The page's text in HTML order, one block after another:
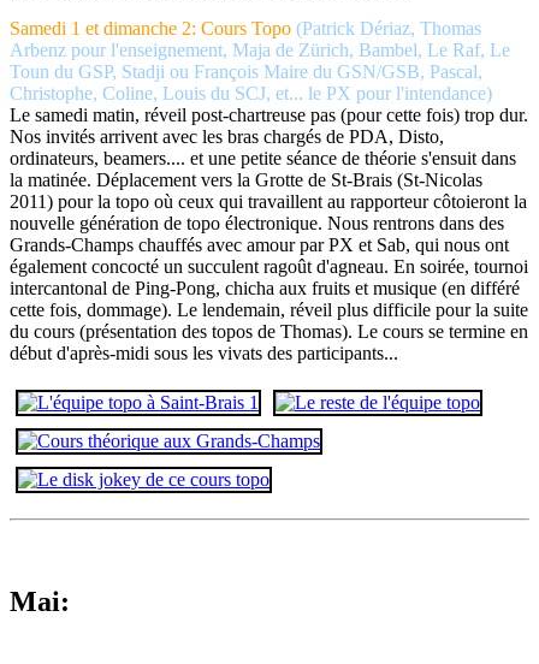
Samedi 1 et dimanche 2: Cours Topo (Patrick Dériaz, Thomas
Arbenz pour l'enseignement, Maja de Zürich, Bambel, Le Raf, Le
Toun du GSP, Stadji ou François Maire du GSN/GSB, Pascal,
Christophe, Coline, Louis du SCJ, et... le PX pour l'intendance)
Le samedi matin, réveil post-chartreuse pas (pour cette fois) trop dur.
Nos invités arrivent avec les bras chargés de PDA, Disto,
ordinateurs, beamers.... et une petite séance de théorie s'ensuit dans
la matinée. Déplacement vers la Grotte de St-Brais (St-Nicolas
2011) pour la topo où ceux qui travaillent au rapporteur côtoieront la
nouvelle génération de topo électronique. Nous rentrons dans des
Grands-Champs chauffés avec amour par PX et Sab, qui nous ont
également concocté un succulent ragoût d'agneau. En soirée, tournoi
intercantonal de Ping-Pong, chicha aux fruits et musique (en différé
cette fois, dommage). Le lendemain, réveil plus difficile pour la suite
du cours (présentation des topos de Thomas). Le cours se termine en
début d'après-midi sous les vivats des participants...
Mai: